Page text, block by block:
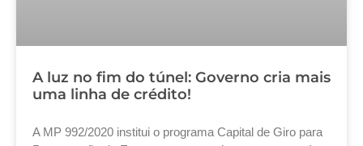
A luz no fim do túnel: Governo cria mais
uma linha de crédito!
A MP 992/2020 institui o programa Capital de Giro para